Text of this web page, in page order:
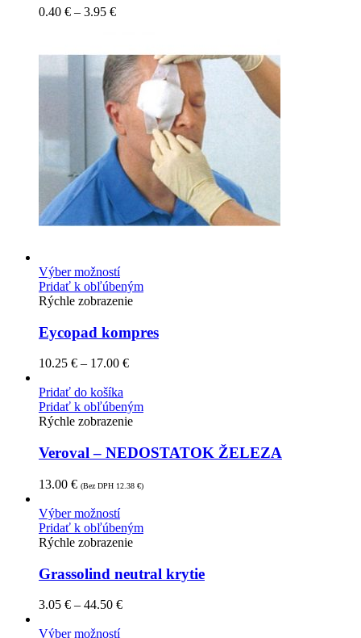
0.40 € – 3.95 €
Výber možností
Pridať k obľúbeným
Rýchle zobrazenie
Eycopad kompres
10.25 € – 17.00 €
Pridať do košíka
Pridať k obľúbeným
Rýchle zobrazenie
Veroval – NEDOSTATOK ŽELEZA
13.00 € (Bez DPH 12.38 €)
Výber možností
Pridať k obľúbeným
Rýchle zobrazenie
Grassolind neutral krytie
3.05 € – 44.50 €
Výber možností